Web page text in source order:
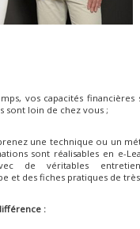
vos capacités
sont loin de chez vous ;
une technique ou un
sont réalisables en e-
de véritables
et des fiches pratiques de
: